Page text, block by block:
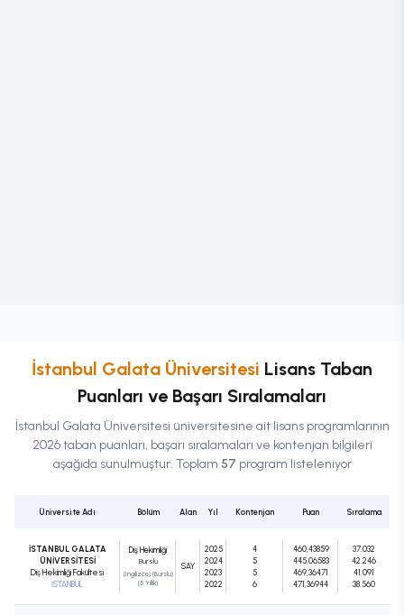
İstanbul Galata Üniversitesi Lisans Taban
Puanları ve Başarı Sıralamaları
İstanbul Galata Üniversitesi üniversitesine ait lisansprogramlarının
2026 taban puanları, başarı sıralamaları ve kontenjan bilgileri
aşağıda sunulmuştur. Toplam 57 program listeleniyor
Üniversite Adı Bölüm Alan Yıl Kontenjan Puan Sıralama
İSTANBUL GALATA
ÜNİVERSİTESİ
Diş Hekimliği Fakültesi
İSTANBUL
Diş Hekimliği
Burslu
(İngilizce) (Burslu)
(5 Yıllık)
SAY
2025
2024
2023
2022
4
5
5
6
460,43859
445,06583
469,36471
471,36944
37.032
42.246
41.091
38.560